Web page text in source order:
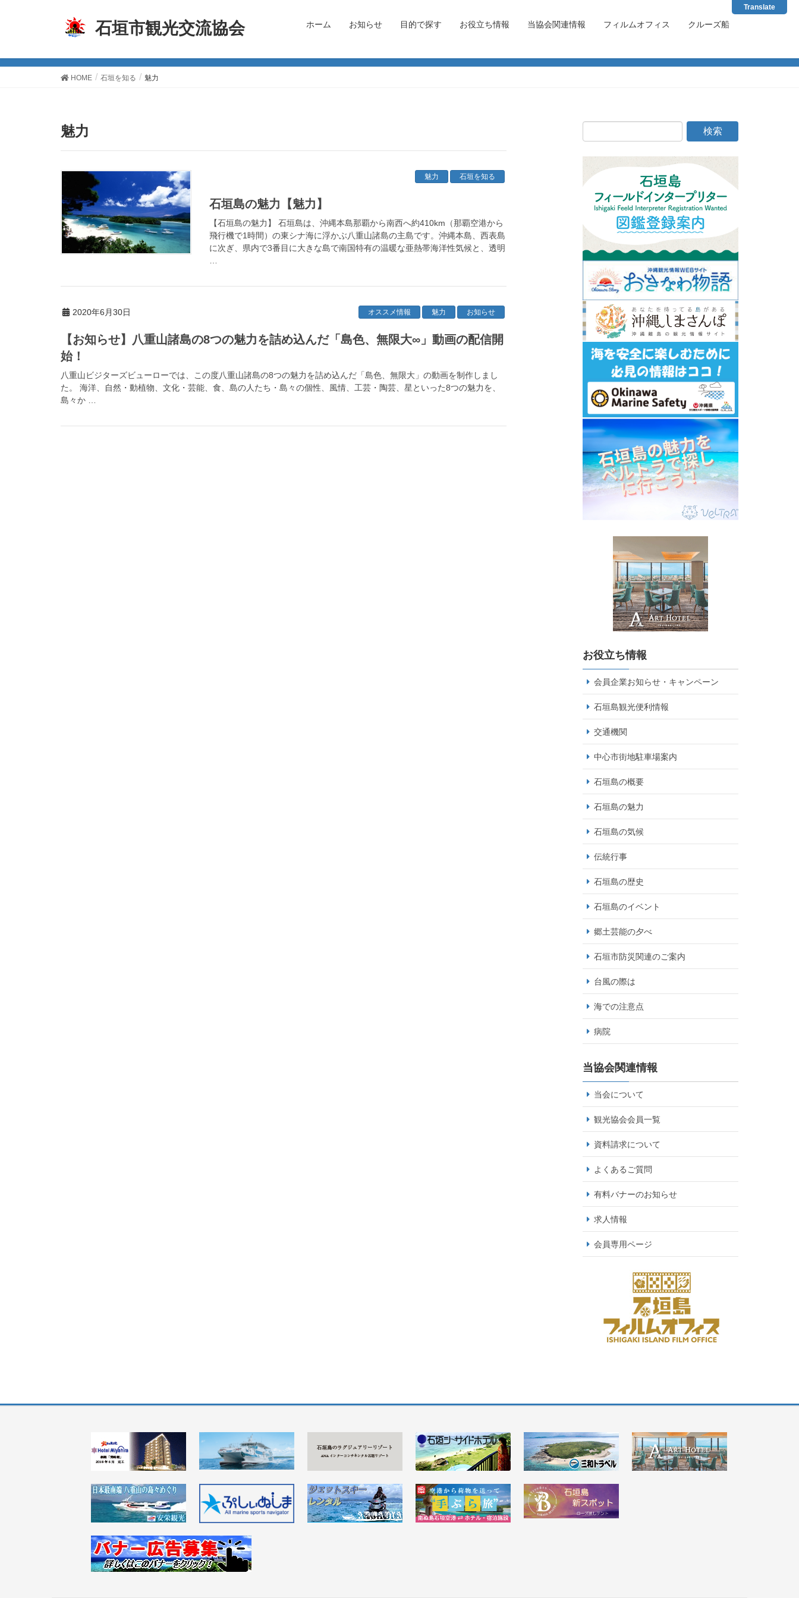
石垣市観光交流協会 ホーム お知らせ 目的で探す お役立ち情報 当協会関連情報 フィルムオフィス クルーズ船
HOME 石垣を知る 魅力
魅力
石垣を知る
魅力
石垣島の魅力【魅力】
【石垣島の魅力】 石垣島は、沖縄本島那覇から南西へ約410km（那覇空港から
飛行機で1時間）の東シナ海に浮かぶ八重山諸島の主島です。沖縄本島、西表島
に次ぎ、県内で3番目に大きな島で南国特有の温暖な亜熱帯海洋性気候と、透明
2020年6月30日 お知らせ
魅力
オススメ情報
【お知らせ】八重山諸島の8つの魅力を詰め込んだ「島色、無限大∞」動画の配信開
始！
八重山ビジターズビューローでは、この度八重山諸島の8つの魅力を詰め込んだ「島色、無限大」の動画を制作しまし
た。 海洋、自然・動植物、文化・芸能、食、島の人たち・島々の個性、風情、工芸・陶芸、星といった8つの魅力を、
島々か …
お役立ち情報
会員企業お知らせ・キャンペーン
石垣島観光便利情報
交通機関
中心市街地駐車場案内
石垣島の概要
石垣島の魅力
石垣島の気候
伝統行事
石垣島の歴史
石垣島のイベント
郷土芸能の夕べ
石垣市防災関連のご案内
台風の際は
海での注意点
病院
当協会関連情報
当会について
観光協会会員一覧
資料請求について
よくあるご質問
有料バナーのお知らせ
求人情報
会員専用ページ
Translate